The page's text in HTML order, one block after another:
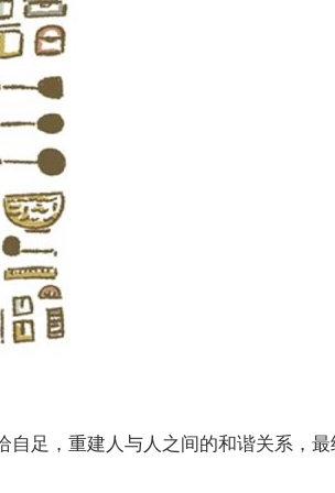
足，重建人与人之间的和谐关系，最